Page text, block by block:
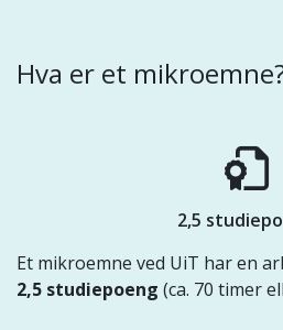
Hva er et
2,5
Et mikroemne ved UiT har en
2,5 studiepoeng (ca. 70 timer